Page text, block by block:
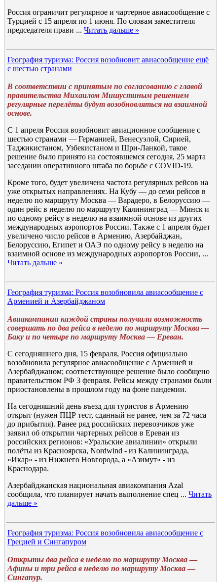
Россия ограничит регулярное и чартерное авиасообщение с
Турцией с 15 апреля по 1 июня. По словам заместителя
председателя прави ... Читать дальше »
География туризма: Россия возобновит авиасообщение ещё
с шестью странами
В соответствии с принятым по согласованию с главой
правительства Михаилом Мишустиным решением
регулярные перелёты будут возобновляться на взаимной
основе.
С 1 апреля Россия возобновит авиационное сообщение с
шестью странами — Германией, Венесуэлой, Сирией,
Таджикистаном, Узбекистаном и Шри-Ланкой, такое
решение было принято на состоявшемся сегодня, 25 марта
заседании оперативного штаба по борьбе с COVID-19.
Кроме того, будет увеличена частота регулярных рейсов на
уже открытых направлениях. На Кубу — до семи рейсов в
неделю по маршруту Москва — Варадеро, в Белоруссию —
один рейс в неделю по маршруту Калининград — Минск и
по одному рейсу в неделю на взаимной основе из других
международных аэропортов России. Также с 1 апреля будет
увеличено число рейсов в Армению, Азербайджан,
Белоруссию, Египет и ОАЭ по одному рейсу в неделю на
взаимной основе из международных аэропортов России, ...
Читать дальше »
География туризма: Россия возобновила авиасообщение с
Арменией и Азербайджаном
Авиакомпании каждой страны получили возможность
совершать по два рейса в неделю по маршруту Москва —
Баку и по четыре по маршруту Москва — Ереван.
С сегодняшнего дня, 15 февраля, Россия официально
возобновила регулярное авиасообщение с Арменией и
Азербайджаном; соответствующее решение было сообщено
правительством РФ 3 февраля. Рейсы между странами были
приостановлены в прошлом году на фоне пандемии.
На сегодняшний день въезд для туристов в Армению
открыт (нужен ПЦР тест, сданный не ранее, чем за 72 часа
до прибытия). Ранее ряд российских перевозчиков уже
заявил об открытии чартерных рейсов в Ереван из
российских регионов: «Уральские авиалинии» открыли
полёты из Красноярска, Nordwind - из Калининграда,
«Икар» - из Нижнего Новгорода, а «Азимут» - из
Краснодара.
Азербайджанская национальная авиакомпания Azal
сообщила, что планирует начать выполнение спец ... Читать
дальше »
География туризма: Россия возобновила авиасообщение с
Грецией и Сингапуром
Открыты два рейса в неделю по маршруту Москва —
Афины и три рейса в неделю по маршруту Москва —
Сингапур.